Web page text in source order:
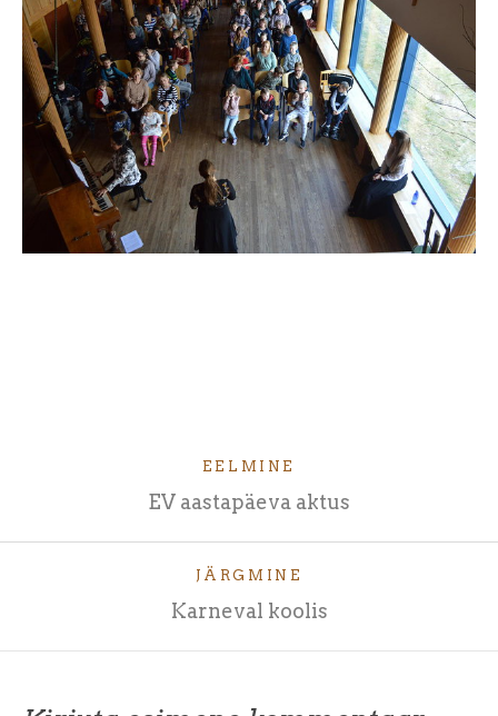
EELMINE
EV aastapäeva aktus
JÄRGMINE
Karneval koolis